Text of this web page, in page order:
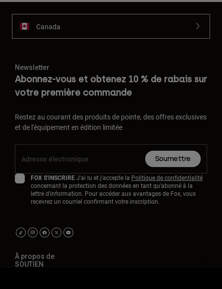
Canada
Newsletter
Abonnez-vous et obtenez 10 % de rabais sur
votre première commande
Restez au courant des produits de pointe, des offres exclusives
et de l'équipement en édition limitée
Soumettre
FOX S'INSCRIREJ'ai lu et j'accepte la Politique de confidentialité
concernant la protection des données en tant qu'abonné à la
lettre d'information. Pour accéder aux avantages de Fox, vous
recevrez un courriel confirmant votre inscription.
À propos de
SOUTIEN